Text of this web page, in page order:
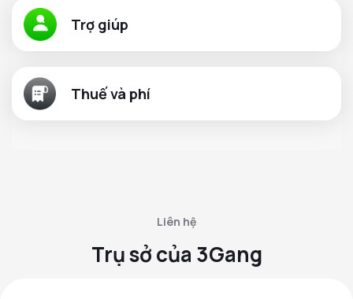
Trợ giúp
Thuế và phí
Liên hệ
Trụ sở của 3Gang